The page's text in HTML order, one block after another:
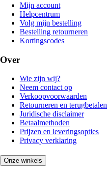
Mijn account
Helpcentrum
Volg mijn bestelling
Bestelling retourneren
Kortingscodes
Over
Wie zijn wij?
Neem contact op
Verkoopvoorwaarden
Retourneren en terugbetalen
Juridische disclaimer
Betaalmethoden
Prijzen en leveringsopties
Privacy verklaring
Onze winkels